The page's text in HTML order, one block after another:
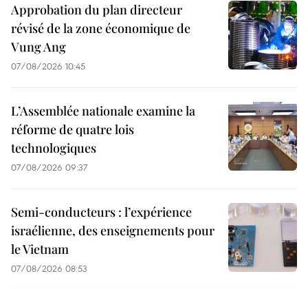
Approbation du plan directeur
révisé de la zone économique de
Vung Ang
07/08/2026 10:45
L’Assemblée nationale examine la
réforme de quatre lois
technologiques
07/08/2026 09:37
Semi-conducteurs : l’expérience
israélienne, des enseignements pour
le Vietnam
07/08/2026 08:53